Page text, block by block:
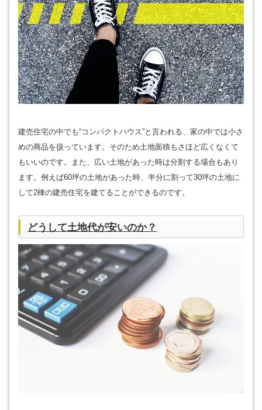
建売住宅の中でも“コンパクトハウス”と言われる、家の中では小さ
めの商品を扱っています。そのため土地面積もさほど広くなくて
もいいのです。また、広い土地があった時は分割する場合もあり
ます。例えば60坪の土地があった時、半分に割って30坪の土地に
して2棟の建売住宅を建てることができるのです。
どうして土地代が安いのか？